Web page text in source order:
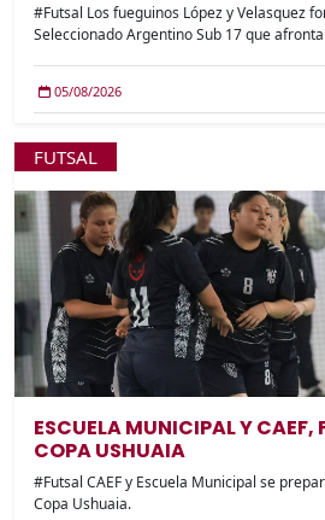
#Futsal Los fueguinos López y Velasquez
Seleccionado Argentino Sub 17 que
05/08/2026
FUTSAL
ESCUELA MUNICIPAL Y CAEF,
COPA USHUAIA
#Futsal CAEF y Escuela Municipal se
Copa Ushuaia.